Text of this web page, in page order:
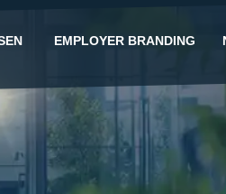
EMPLOYER BRANDING